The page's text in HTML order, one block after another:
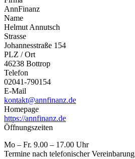
AnnFinanz
Name
Helmut Annutsch
Strasse
Johannesstraße 154
PLZ / Ort
46238 Bottrop
Telefon
02041-790154
E-Mail
kontakt@annfinanz.de
Homepage
https://annfinanz.de
Öffnungszeiten
Mo – Fr. 9.00 – 17.00 Uhr
Termine nach telefonischer Vereinbarung